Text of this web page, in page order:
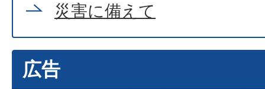
災害に備えて
広告